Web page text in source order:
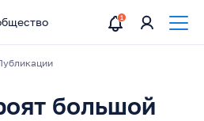
большой